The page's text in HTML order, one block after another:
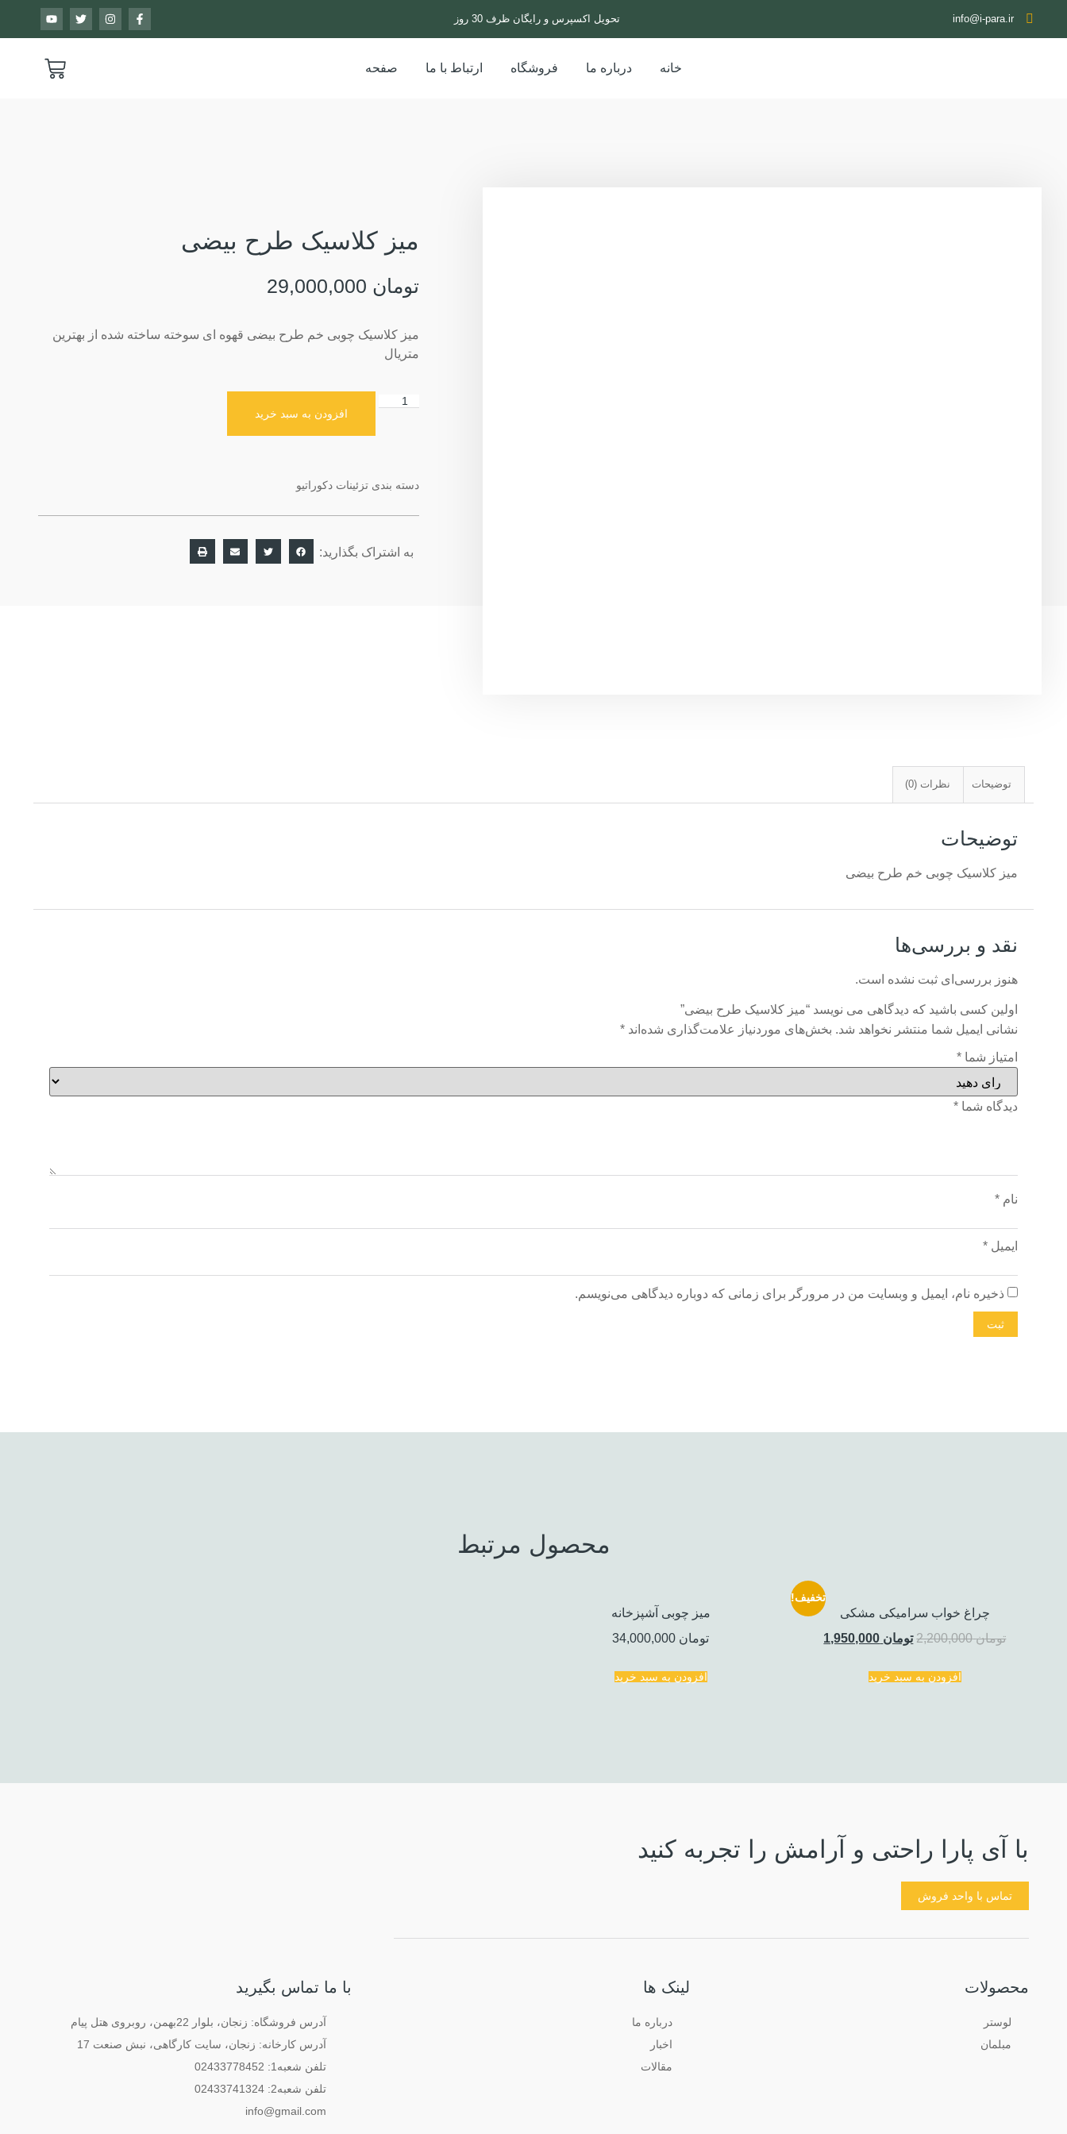
info@i-para.ir تحویل اکسپرس و رایگان ظرف 30 روز
خانه درباره ما فروشگاه ارتباط با ما صفحه
میز کلاسیک طرح بیضی
تومان
میز کلاسیک چوبی خم طرح بیضی قهوه ای سوخته ساخته شده از بهترین
متریال
افزودن به سبد خرید
دسته بندی تزئینات دکوراتیو
به اشتراک بگذارید:
توضیحات نظرات (0)
توضیحات
میز کلاسیک چوبی خم طرح بیضی
نقد و بررسی‌ها
هنوز بررسی‌ای ثبت نشده است.
اولین کسی باشید که دیدگاهی می نویسد “میز کلاسیک طرح بیضی”
نشانی ایمیل شما منتشر نخواهد شد. بخش‌های موردنیاز علامت‌گذاری شده‌اند *
امتیاز شما *
دیدگاه شما *
نام *
ایمیل *
ذخیره نام، ایمیل و وبسایت من در مرورگر برای زمانی که دوباره دیدگاهی می‌نویسم.
محصول مرتبط
تخفیف!
چراغ خواب سرامیکی مشکی
تومان2,200,000 تومان
افزودن به سبد خرید
میز چوبی آشپزخانه
تومان
افزودن به سبد خرید
با آی پارا راحتی و آرامش را تجربه کنید
تماس با واحد فروش
محصولات
لوستر
مبلمان
لینک ها
درباره ما
اخبار
مقالات
با ما تماس بگیرید
آدرس فروشگاه: زنجان، بلوار 22بهمن، روبروی هتل پیام
آدرس کارخانه: زنجان، سایت کارگاهی، نبش صنعت 17
تلفن شعبه1: 02433778452
تلفن شعبه2: 02433741324
info@gmail.com